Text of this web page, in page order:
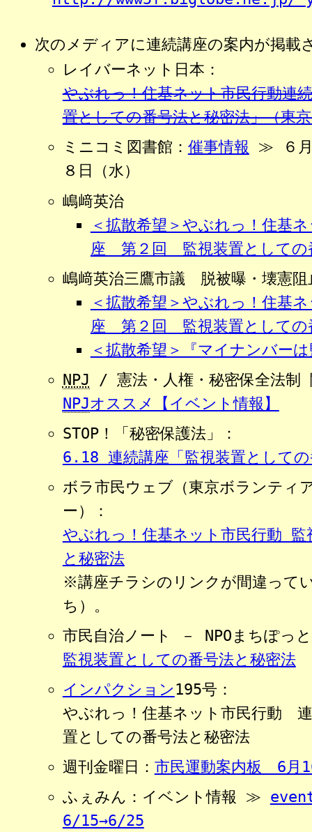
次のメディアに連続講座の案内が掲載
レイバーネット日本：
やぶれっ！住基ネット市民行動連
置としての番号法と秘密法」（東
ミニコミ図書館： 催事情報 ≫ ６
８日（水）
嶋﨑英治
＜拡散希望＞やぶれっ！住基
座 第２回 監視装置としての
嶋﨑英治三鷹市議 脱被曝・壊憲阻
＜拡散希望＞やぶれっ！住基
座 第２回 監視装置としての
＜拡散希望＞『マイナンバー
NPJ / 憲法・人権・秘密保全法制
NPJオススメ【イベント情報】
STOP！「秘密保護法」：
6.18 連続講座「監視装置としての
ボラ市民ウェブ（東京ボランティ
ー）：
やぶれっ！住基ネット市民行動 監
と秘密法
※講座チラシのリンクが間違って
ち）。
市民自治ノート － NPOまちぽっ
監視装置としての番号法と秘密法
インパクション 195号：
やぶれっ！住基ネット市民行動
置としての番号法と秘密法
週刊金曜日： 市民運動案内板 6月
ふぇみん：イベント情報 ≫
6/15→6/25